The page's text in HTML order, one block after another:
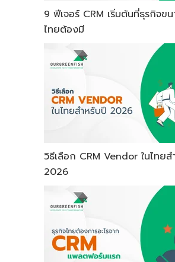
9 ฟีเจอร์ CRM เริ่มต้นที่ธุรกิจข
ไทยต้องมี
วิธีเลือก CRM Vendor ในไทยส
2026